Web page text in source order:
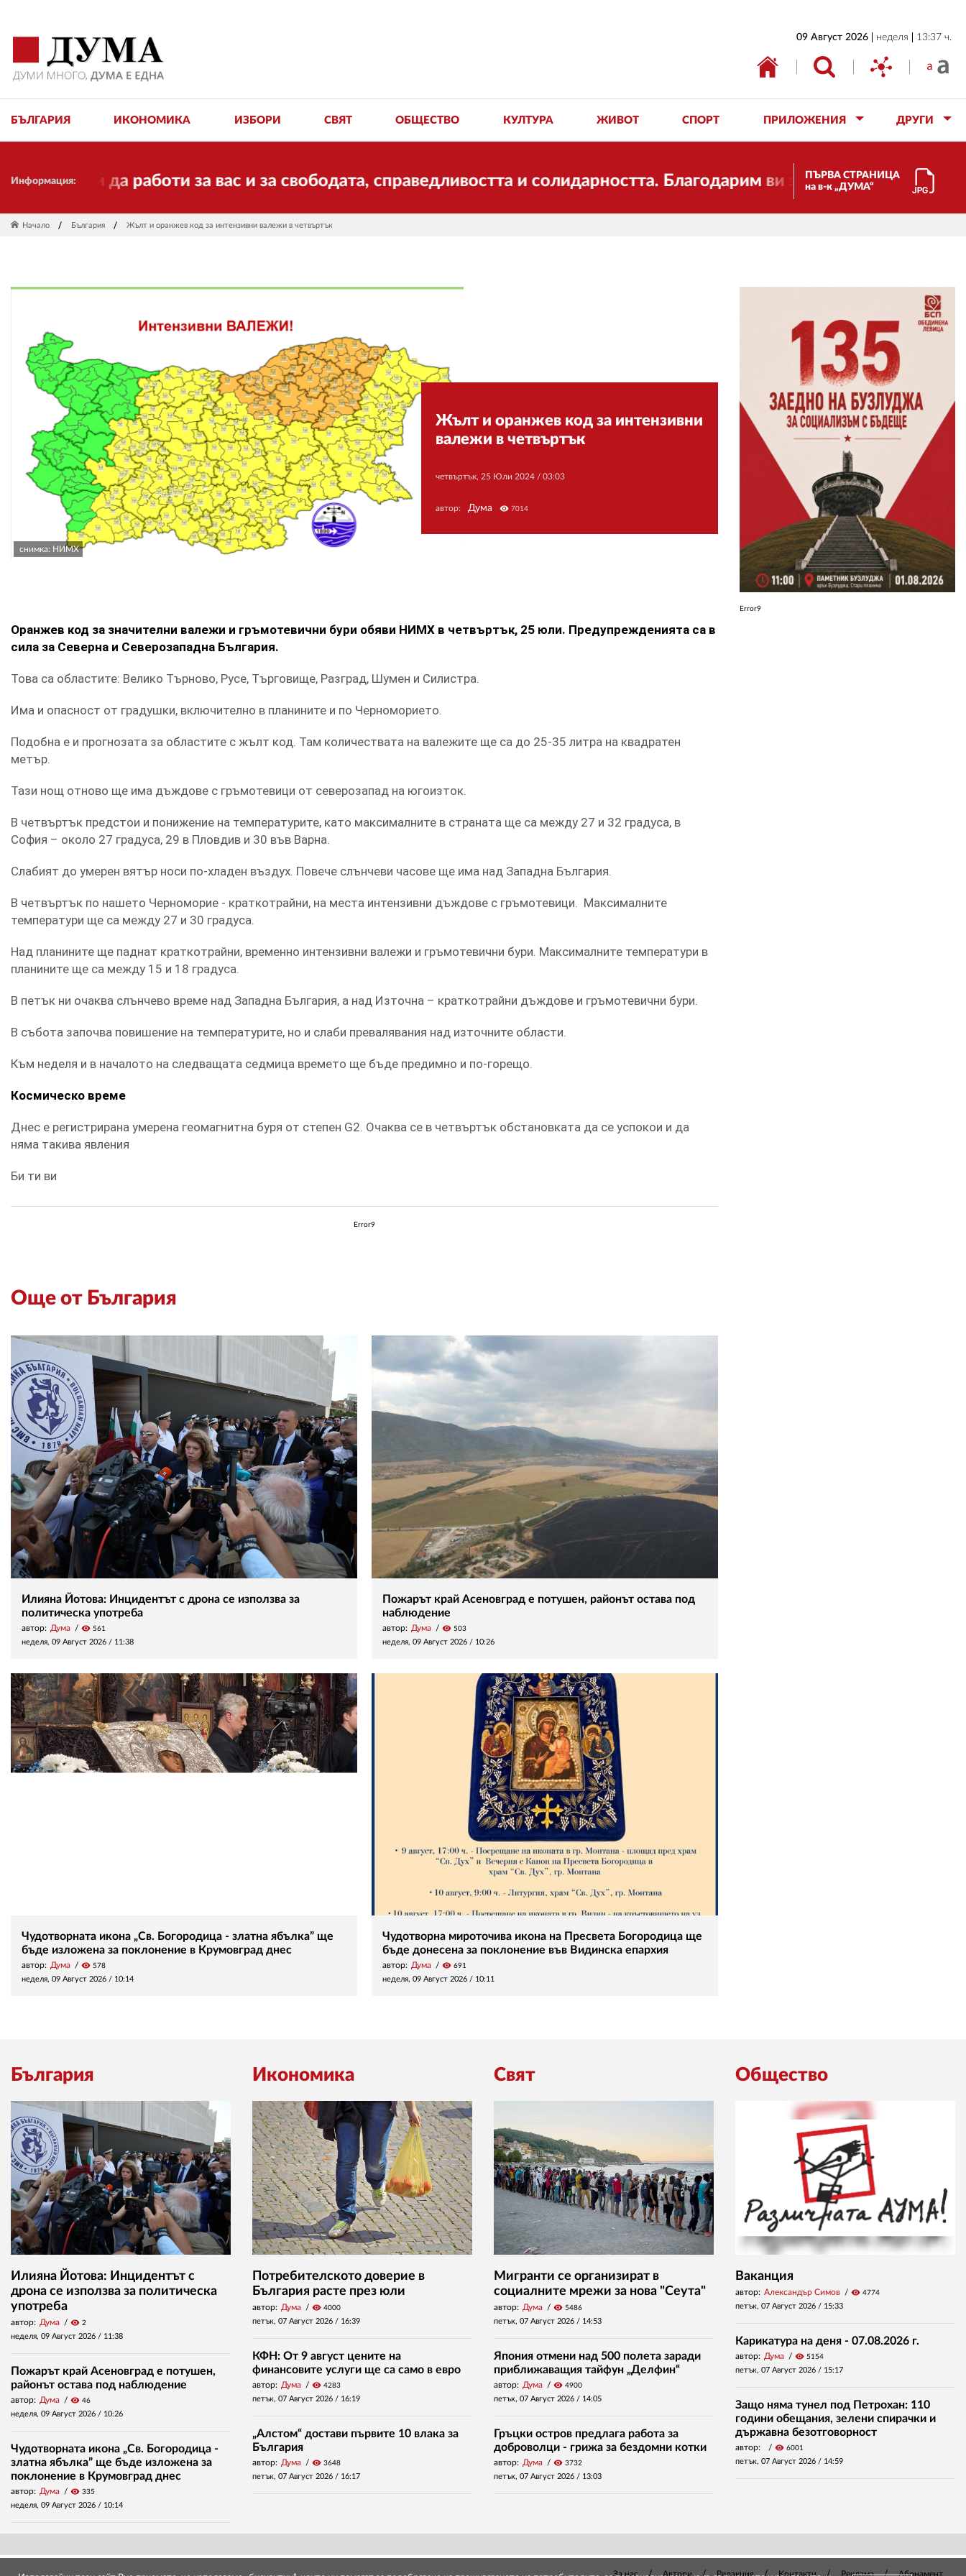
09 Август 2026 неделя 13:37 ч.
БЪЛГАРИЯ ИКОНОМИКА ИЗБОРИ СВЯТ ОБЩЕСТВО КУЛТУРА ЖИВОТ СПОРТ ПРИЛОЖЕНИЯ ДРУГИ
Информация:
да работи за вас и за свободата, справедливостта и солидарността. Благодарим ви за подкрепата!ПЪРВА СТРАНИЦА
на в-к „ДУМА“
Начало България Жълт и оранжев код за интензивни валежи в четвъртък
снимка: НИМХ
Жълт и оранжев код за интензивни
валежи в четвъртък
четвъртък, 25 Юли 2024 / 03:03
автор: Дума visibility7014
Оранжев код за значителни валежи и гръмотевични бури обяви НИМХ в четвъртък, 25 юли. Предупрежденията са в
сила за Северна и Северозападна България.
Това са областите: Велико Търново, Русе, Търговище, Разград, Шумен и Силистра.
Има и опасност от градушки, включително в планините и по Черноморието.
Подобна е и прогнозата за областите с жълт код. Там количествата на валежите ще са до 25-35 литра на квадратен
метър.
Тази нощ отново ще има дъждове с гръмотевици от северозапад на югоизток.
В четвъртък предстои и понижение на температурите, като максималните в страната ще са между 27 и 32 градуса, в
София – около 27 градуса, 29 в Пловдив и 30 във Варна.
Слабият до умерен вятър носи по-хладен въздух. Повече слънчеви часове ще има над Западна България.
В четвъртък по нашето Черноморие - краткотрайни, на места интензивни дъждове с гръмотевици. Максималните
температури ще са между 27 и 30 градуса.
Над планините ще паднат краткотрайни, временно интензивни валежи и гръмотевични бури. Максималните температури в
планините ще са между 15 и 18 градуса.
В петък ни очаква слънчево време над Западна България, а над Източна – краткотрайни дъждове и гръмотевични бури.
В събота започва повишение на температурите, но и слаби превалявания над източните области.
Към неделя и в началото на следващата седмица времето ще бъде предимно и по-горещо.
Космическо време
Днес е регистрирана умерена геомагнитна буря от степен G2. Очаква се в четвъртък обстановката да се успокои и да
няма такива явления
Би ти ви
Error9
Още от България
Илияна Йотова: Инцидентът с дрона се използва за
политическа употреба
автор: Дума visibility 561
неделя, 09 Август 2026 / 11:38
Пожарът край Асеновград е потушен, районът остава под
наблюдение
автор: Дума visibility 503
неделя, 09 Август 2026 / 10:26
Чудотворната икона „Св. Богородица - златна ябълка” ще
бъде изложена за поклонение в Крумовград днес
автор: Дума visibility 578
неделя, 09 Август 2026 / 10:14
Чудотворна мироточива икона на Пресвета Богородица ще
бъде донесена за поклонение във Видинска епархия
автор: Дума visibility 691
неделя, 09 Август 2026 / 10:11
Error9
България
Илияна Йотова: Инцидентът с
дрона се използва за политическа
употреба
автор: Дума visibility 2
неделя, 09 Август 2026 / 11:38
Пожарът край Асеновград е потушен,
районът остава под наблюдение
автор: Дума visibility 46
неделя, 09 Август 2026 / 10:26
Чудотворната икона „Св. Богородица -
златна ябълка” ще бъде изложена за
поклонение в Крумовград днес
автор: Дума visibility 335
неделя, 09 Август 2026 / 10:14
Икономика
Потребителското доверие в
България расте през юли
автор: Дума visibility 4000
петък, 07 Август 2026 / 16:39
КФН: От 9 август цените на
финансовите услуги ще са само в евро
автор: Дума visibility 4283
петък, 07 Август 2026 / 16:19
„Алстом“ достави първите 10 влака за
България
автор: Дума visibility 3648
петък, 07 Август 2026 / 16:17
Свят
Мигранти се организират в
социалните мрежи за нова "Сеута"
автор: Дума visibility 5486
петък, 07 Август 2026 / 14:53
Япония отмени над 500 полета заради
приближаващия тайфун „Делфин“
автор: Дума visibility 4900
петък, 07 Август 2026 / 14:05
Гръцки остров предлага работа за
доброволци - грижа за бездомни котки
автор: Дума visibility 3732
петък, 07 Август 2026 / 13:03
Общество
Ваканция
автор: Александър Симов visibility 4774
петък, 07 Август 2026 / 15:33
Карикатура на деня - 07.08.2026 г.
автор: Дума visibility 5154
петък, 07 Август 2026 / 15:17
Защо няма тунел под Петрохан: 110
години обещания, зелени спирачки и
държавна безотговорност
автор: visibility 6001
петък, 07 Август 2026 / 14:59
За нас Автори Редакция Контакти Реклама Абонамент
ИКОНОМИКА
ОБЩЕСТВО
АВТОРИ
РЕДАКЦИЯ
РЕКЛАМА
АБОНАМЕНТ
УСЛОВИЯ ЗА ПОЛЗВАНЕ
ПОЛИТИКА ЗА БИСКВИТКИТЕ
ПОЛИТИКАТА ЗА